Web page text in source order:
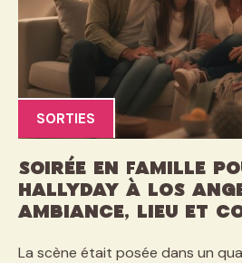
SORTIES
Soirée en famille
Hallyday à Los
ambiance, lieu et
La scène était posée dans un